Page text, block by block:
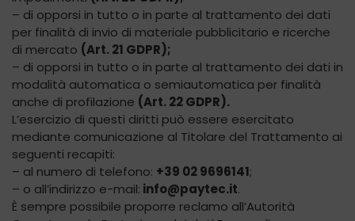
– di opporsi in tutto o in parte al trattamento dei dati
per finalità di invio di materiale pubblicitario e ricerche
di mercato (Art. 21 GDPR);
– di opporsi in tutto o in parte al trattamento dei dati in
modalità automatica o semiautomatica per finalità
anche di profilazione (Art. 22 GDPR).
L’esercizio di questi diritti può essere esercitato
mediante comunicazione al Titolare del Trattamento ai
seguenti recapiti:
– al numero di telefono: +39 02 9696141;
– o all’indirizzo e-mail: info@paytec.it.
È sempre possibile proporre reclamo all’Autorità